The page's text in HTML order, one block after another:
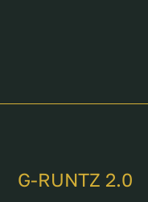
G-RUNTZ 2.0